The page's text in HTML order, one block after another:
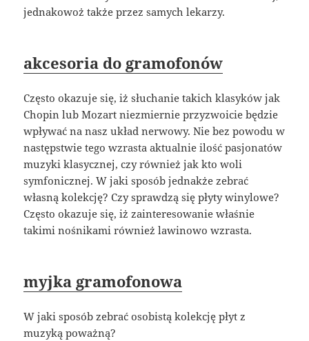
jednakowoż także przez samych lekarzy.
akcesoria do gramofonów
Często okazuje się, iż słuchanie takich klasyków jak
Chopin lub Mozart niezmiernie przyzwoicie będzie
wpływać na nasz układ nerwowy. Nie bez powodu w
następstwie tego wzrasta aktualnie ilość pasjonatów
muzyki klasycznej, czy również jak kto woli
symfonicznej. W jaki sposób jednakże zebrać
własną kolekcję? Czy sprawdzą się płyty winylowe?
Często okazuje się, iż zainteresowanie właśnie
takimi nośnikami również lawinowo wzrasta.
myjka gramofonowa
W jaki sposób zebrać osobistą kolekcję płyt z
muzyką poważną?